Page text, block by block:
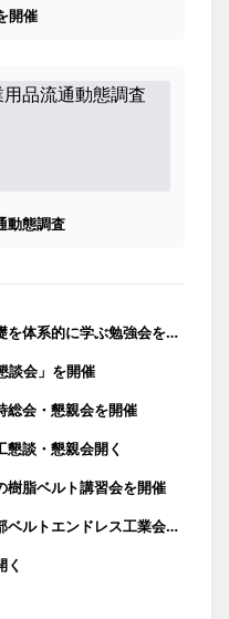
開催
動態調査
東部ゴム商組、プラスチックの基礎を体系的に学ぶ勉強会を開催
談会」を開催
総会・懇親会を開催
談・懇親会開く
樹脂ベルト講習会を開催
日本ベルトエンドレス工業会・東部ベルトエンドレス工業会が定時総会を開催
く